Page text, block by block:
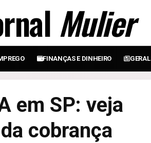
Mulier
FINANÇAS E DINHEIRO GERAL
em SP: veja
cobrança